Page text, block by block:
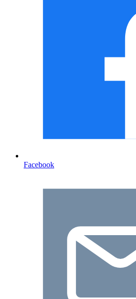
Facebook